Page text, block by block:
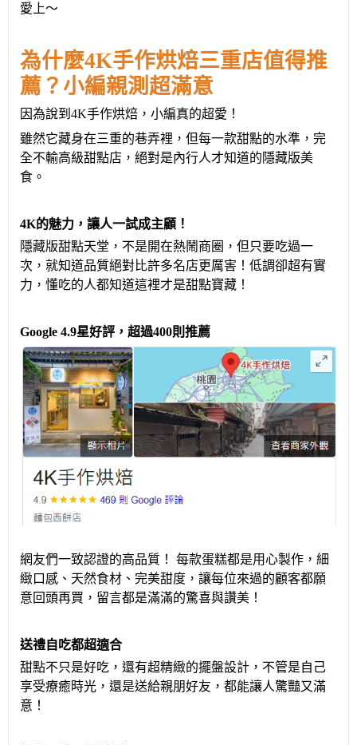
愛上～
為什麼4K手作烘焙三重店值得推
薦？小編親測超滿意
因為說到 4K手作烘焙，小編真的超愛！
雖然它藏身在三重的巷弄裡，但每一款甜點的水準，完
全不輸高級甜點店，絕對是內行人才知道的隱藏版美
食。
4K的魅力，讓人一試成主顧！
隱藏版甜點天堂，不是開在熱鬧商圈，但只要吃過一
次，就知道品質絕對比許多名店更厲害！低調卻超有實
力，懂吃的人都知道這裡才是甜點寶藏！
Google 4.9星好評，超過400則推薦
網友們一致認證的高品質！
每款蛋糕都是用心製作，細
緻口感、天然食材、完美甜度，讓每位來過的顧客都願
意回頭再買，留言都是滿滿的驚喜與讚美！
送禮自吃都超適合
甜點不只是好吃，還有超精緻的擺盤設計，不管是自己
享受療癒時光，還是送給親朋好友，都能讓人驚豔又滿
意！